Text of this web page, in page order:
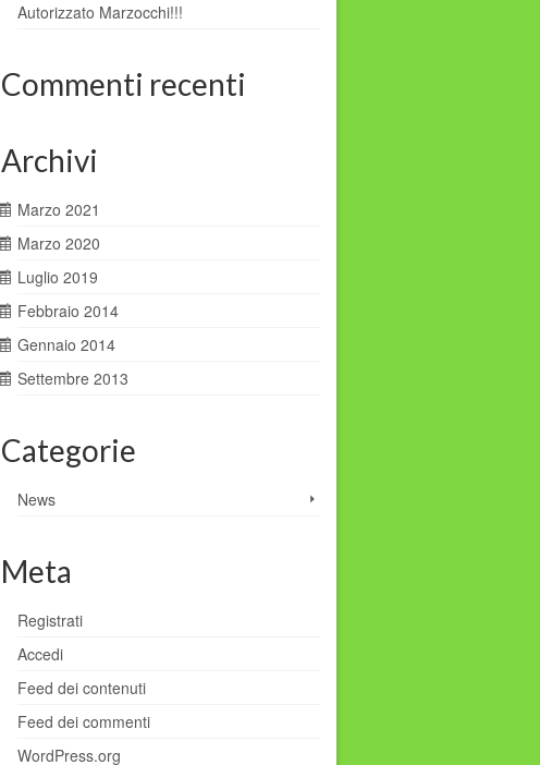
Autorizzato Marzocchi!!!
Commenti recenti
Archivi
Marzo 2021
Marzo 2020
Luglio 2019
Febbraio 2014
Gennaio 2014
Settembre 2013
Categorie
News
Meta
Registrati
Accedi
Feed dei contenuti
Feed dei commenti
WordPress.org